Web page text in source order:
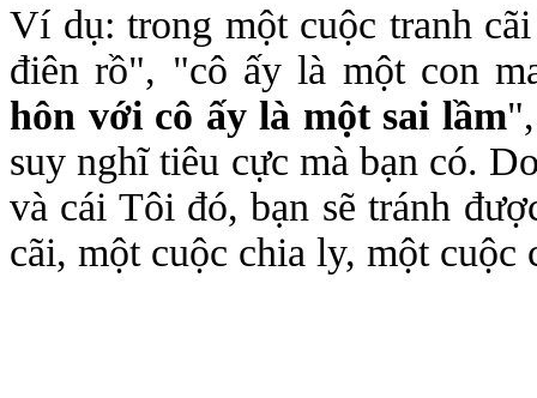
Ví dụ: trong một cuộc tranh
điên rồ", "cô ấy là một con
hôn với cô ấy là một sai lầm
suy nghĩ tiêu cực mà bạn có.
và cái Tôi đó, bạn sẽ tránh
cãi, một cuộc chia ly, một cuộc